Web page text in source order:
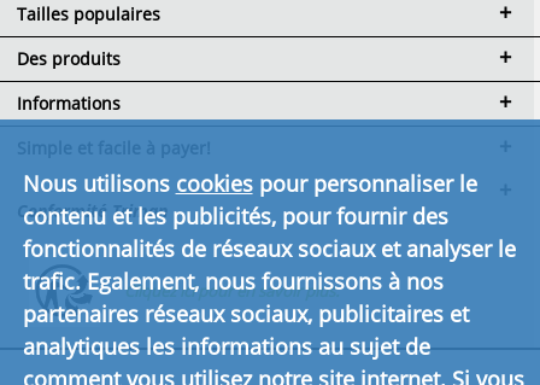
Tailles populaires
Des produits
Informations
Les conditions de paiement
et de livraison
Conformité Triman
Cliquez ici pour en savoir plus.
Nous utilisons cookiespour personnaliser le
contenu et les publicités, pour fournir des
fonctionnalités de réseaux sociaux et analyser le
trafic. Egalement, nous fournissons à nos
partenaires réseaux sociaux, publicitaires et
analytiques les informations au sujet de
comment vous utilisez notre site internet. Si vous